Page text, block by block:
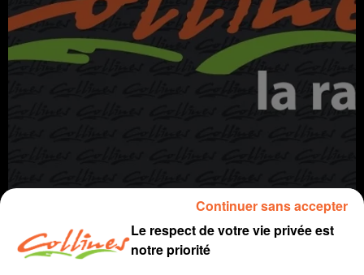
Le respect de votre vie privée est
notre priorité
Continuer sans accepter